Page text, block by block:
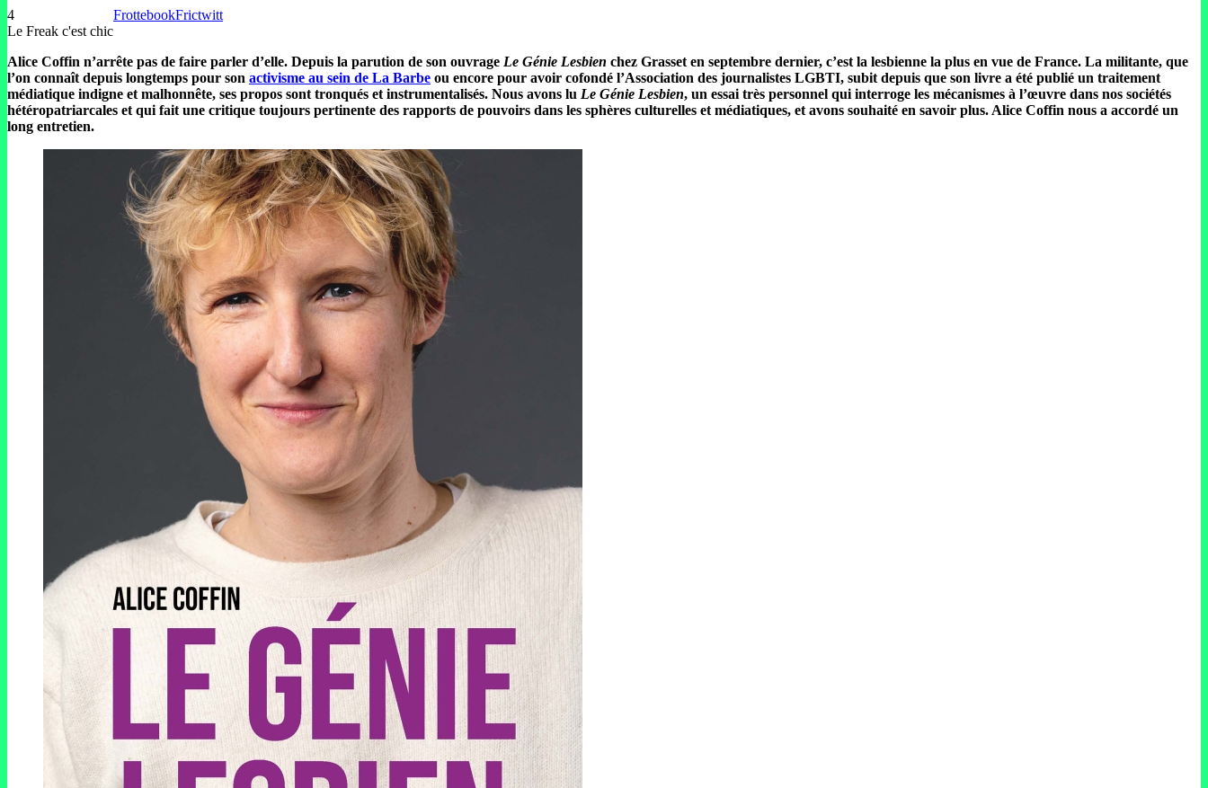
4
Le Freak c'est chic
FrottebookFrictwitt
Alice Coffin n’arrête pas de faire parler d’elle. Depuis la parution de son ouvrage Le Génie Lesbien chez Grasset en septembre dernier, c’est la lesbienne la plus en vue de France. La militante, que
l’on connaît depuis longtemps pour son activisme au sein de La Barbe ou encore pour avoir cofondé l’Association des journalistes LGBTI, subit depuis que son livre a été publié un traitement
médiatique indigne et malhonnête, ses propos sont tronqués et instrumentalisés. Nous avons lu Le Génie Lesbien, un essai très personnel qui interroge les mécanismes à l’œuvre dans nos sociétés
hétéropatriarcales et qui fait une critique toujours pertinente des rapports de pouvoirs dans les sphères culturelles et médiatiques, et avons souhaité en savoir plus. Alice Coffin nous a accordé un
long entretien.